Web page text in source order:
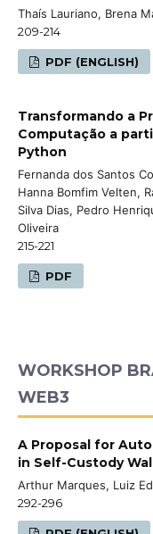
Thaís Lauriano, Brena
209-214
PDF (ENGLISH)
Transformando a
Computação a
Python
Fernanda dos Santos
Hanna Bomfim Velten,
Silva Dias, Pedro
Oliveira
215-221
PDF
WORKSHOP
WEB3
A Proposal for
in Self-Custody
Arthur Marques, Luiz
292-296